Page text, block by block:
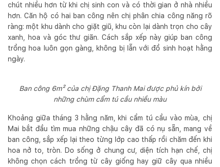
chút nhiều hơn từ khi chị sinh con và có thời gian ở nhà nhiều
hơn. Căn hộ có hai ban công nên chị phân chia công năng rõ
ràng: một khu dành cho giặt giũ, khu còn lại dành trọn cho cây
xanh, hoa và góc thư giãn. Cách sắp xếp này giúp ban công
trồng hoa luôn gọn gàng, không bị lẫn với đồ sinh hoạt hằng
ngày.
Ban công 6m² của chị Đặng Thanh Mai được phủ kín bởi
những chùm cẩm tú cầu nhiều màu
Khoảng giữa tháng 3 hằng năm, khi cẩm tú cầu vào mùa, chị
Mai bắt đầu tìm mua những chậu cây đã có nụ sẵn, mang về
ban công, sắp xếp lại theo từng lớp cao thấp rồi chăm đến khi
hoa nở to, tròn. Do sống ở chung cư, diện tích hạn chế, chị
không chọn cách trồng từ cây giống hay giữ cây qua nhiều